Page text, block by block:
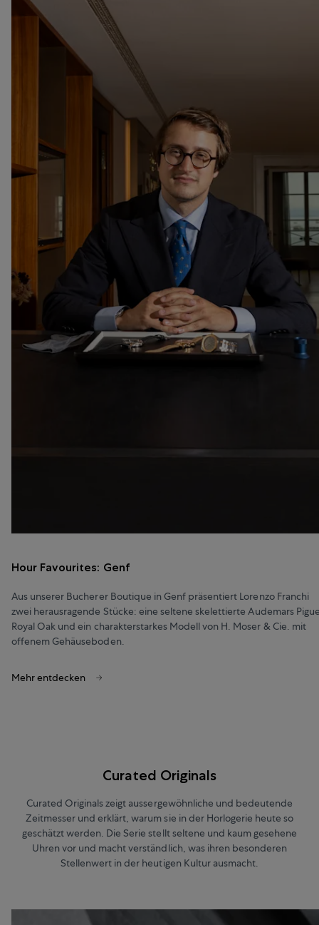
Hour Favourites: Genf
Aus unserer Bucherer Boutique in Genf präsentiert Lorenzo Franchi
zwei herausragende Stücke: eine seltene skelettierte Audemars
Royal Oak und ein charakterstarkes Modell von H. Moser & Cie. mit
offenem Gehäuseboden.
Mehr entdecken
Curated Originals
Curated Originals zeigt aussergewöhnliche und bedeutende
Zeitmesser und erklärt, warum sie in der Horlogerie heute so
geschätzt werden. Die Serie stellt seltene und kaum gesehene
Uhren vor und macht verständlich, was ihren besonderen
Stellenwert in der heutigen Kultur ausmacht.